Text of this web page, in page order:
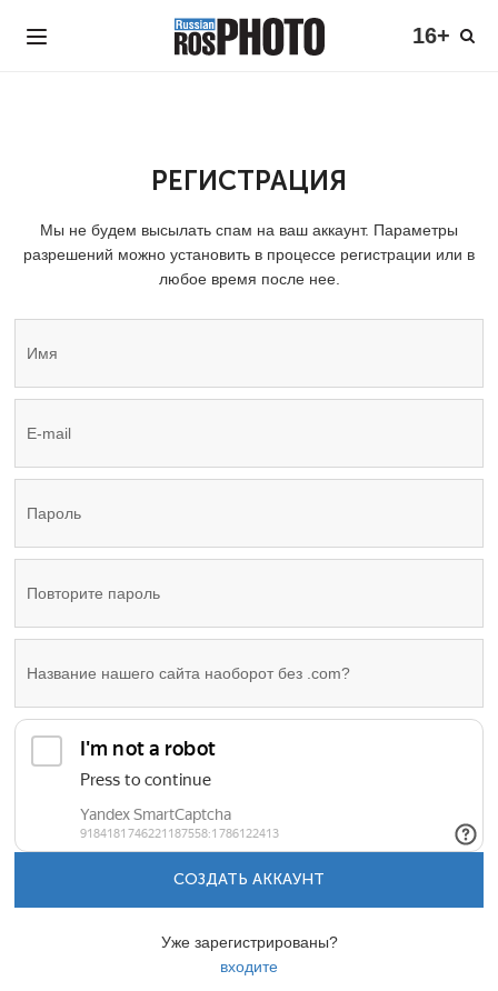
16+
РЕГИСТРАЦИЯ
Мы не будем высылать спам на ваш аккаунт. Параметры
разрешений можно установить в процессе регистрации или в
любое время после нее.
СОЗДАТЬ АККАУНТ
Уже зарегистрированы?
входите